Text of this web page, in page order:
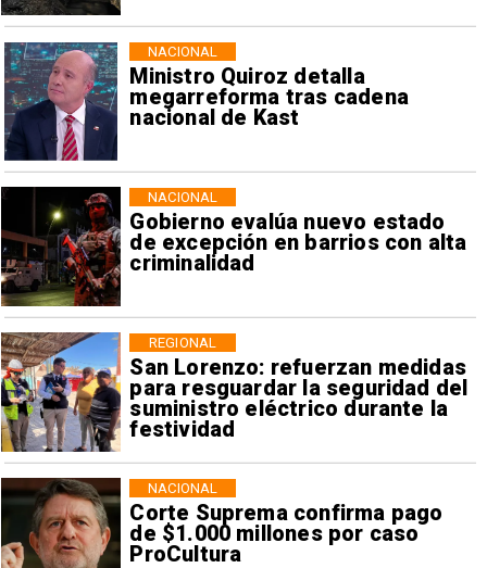
Ministro Quiroz detalla
megarreforma tras cadena
nacional de Kast
NACIONAL
Gobierno evalúa nuevo estado
de excepción en barrios con alta
criminalidad
NACIONAL
San Lorenzo: refuerzan medidas
para resguardar la seguridad del
suministro eléctrico durante la
festividad
REGIONAL
Corte Suprema confirma pago
de $1.000 millones por caso
ProCultura
NACIONAL